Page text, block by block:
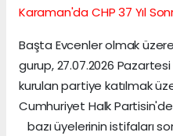
Karaman'da CHP 37 Yıl
Başta Evcenler olmak
gurup, 27.07.2026 Pazartesi
kurulan partiye katılmak
Cumhuriyet Halk
bazı üyelerinin istifaları